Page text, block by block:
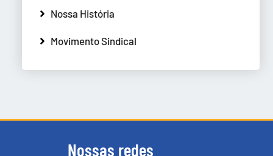
Nossa História
Movimento Sindical
Nossas redes